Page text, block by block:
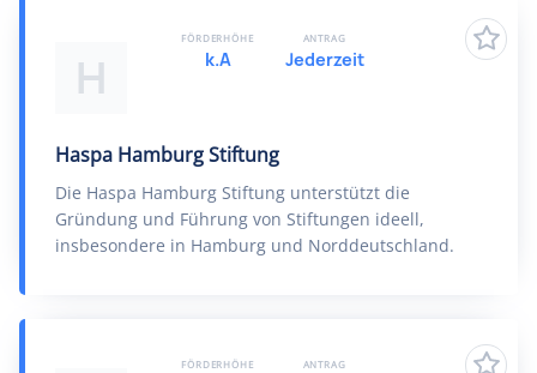
H
Haspa Hamburg Stiftung
Die Haspa Hamburg Stiftung unterstützt die
Gründung und Führung von Stiftungen ideell,
insbesondere in Hamburg und Norddeutschland.
FÖRDERHÖHE
k.A
ANTRAG
Jederzeit
FÖRDERHÖHE ANTRAG